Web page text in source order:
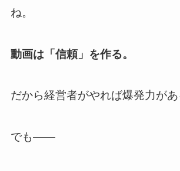
ね。
動画は「信頼」を作る。
だから経営者がやれば爆発力があ
でも――